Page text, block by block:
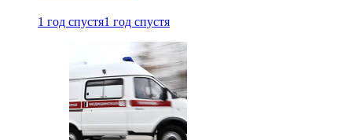
1 год спустя1 год спустя